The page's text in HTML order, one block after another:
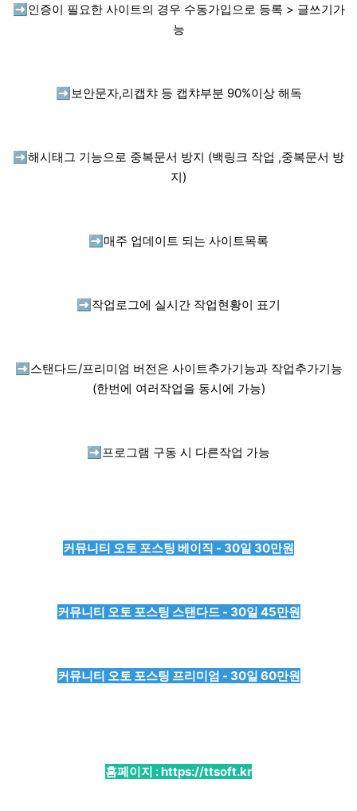
➡️ 인증이 필요한 사이트의 경우 수동가입으로 등록 > 글쓰기가
능
➡️ 보안문자,리캡챠 등 캡챠부분 90%이상 해독
➡️ 해시태그 기능으로 중복문서 방지 (백링크 작업 ,중복문서 방
지)
➡️ 매주 업데이트 되는 사이트목록
➡️ 작업로그에 실시간 작업현황이 표기
➡️ 스탠다드/프리미엄 버전은 사이트추가기능과 작업추가기능
(한번에 여러작업을 동시에 가능)
➡️ 프로그램 구동 시 다른작업 가능
커뮤니티 오토 포스팅 베이직 - 30일 30만원
커뮤니티 오토 포스팅 스탠다드 - 30일 45만원
커뮤니티 오토 포스팅 프리미엄 - 30일 60만원
홈페이지 :https://ttsoft.kr